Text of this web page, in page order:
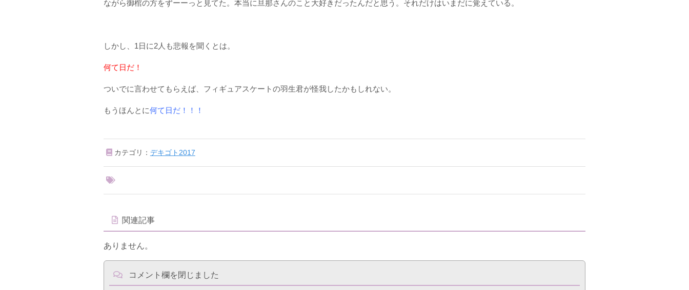
ながら御棺の方をずーーっと見てた。本当に旦那さんのこと大好きだったんだと思う。それだけはいまだに覚えている。
しかし、1日に2人も悲報を聞くとは。
何て日だ！
ついでに言わせてもらえば、フィギュアスケートの羽生君が怪我したかもしれない。
もうほんとに何て日だ！！！
カテゴリ： デキゴト2017
関連記事
ありません。
コメント欄を閉じました